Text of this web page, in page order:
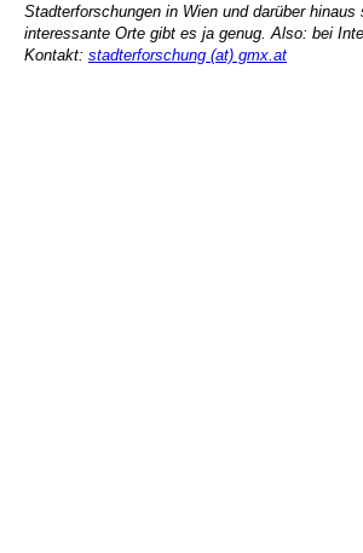
Stadterforschungen in Wien und darüber
interessante Orte gibt es ja genug. Also: bei
Kontakt: stadterforschung (at) gmx.at